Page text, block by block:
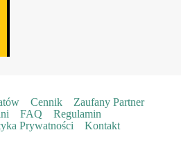
Cennik
Zaufany Partner
FAQ
Regulamin
Prywatności
Kontakt